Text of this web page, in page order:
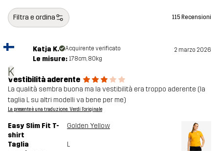
Filtra e ordina 115 Recensioni
K
Katja K. Acquirente verificato 2 marzo 2026
Le misure: 178cm, 80kg
Vestibilità aderente
La qualità sembra buona ma la vestibilità era troppo aderente (la
taglia L su altri modelli va bene per me)
La presente è una traduzione. Verdi l'originale
Easy Slim Fit T-
shirt
Golden Yellow
Taglia
L